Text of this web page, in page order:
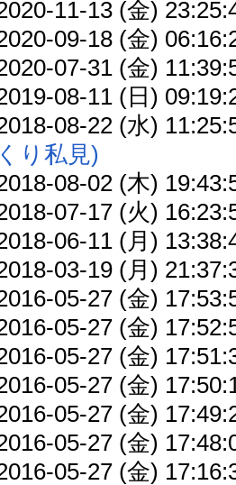
11-13 (金)
09-18 (金)
07-31 (金)
08-11 (日)
08-22 (水)
くり私見)
08-02 (木)
07-17 (火)
06-11 (月)
03-19 (月)
05-27 (金)
05-27 (金)
05-27 (金)
05-27 (金)
05-27 (金)
05-27 (金)
05-27 (金)